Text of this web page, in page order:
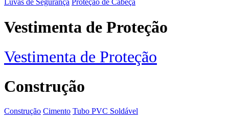
Luvas de Segurança Proteção de Cabeça
Vestimenta de Proteção
Vestimenta de Proteção
Construção
Construção Cimento Tubo PVC Soldável